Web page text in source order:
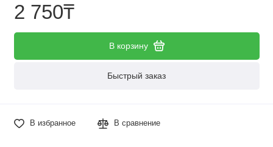
2 750₸
В корзину
Быстрый заказ
В избранное В сравнение